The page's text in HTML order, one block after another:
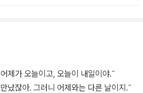
제가 오늘이고, 오늘이 내일이야.˝
났잖아. 그러니 어제와는 다른 날이지.˝